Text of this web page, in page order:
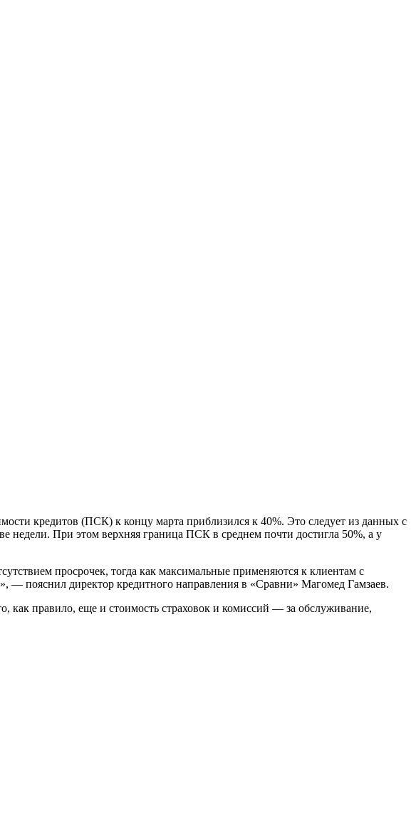
кредитов (ПСК) к концу марта приблизился к 40%. Это следует из данных с
недели. При этом верхняя граница ПСК в среднем почти достигла 50%, а у
просрочек, тогда как максимальные применяются к клиентам с
пояснил директор кредитного направления в «Сравни» Магомед Гамзаев.
как правило, еще и стоимость страховок и комиссий — за обслуживание,